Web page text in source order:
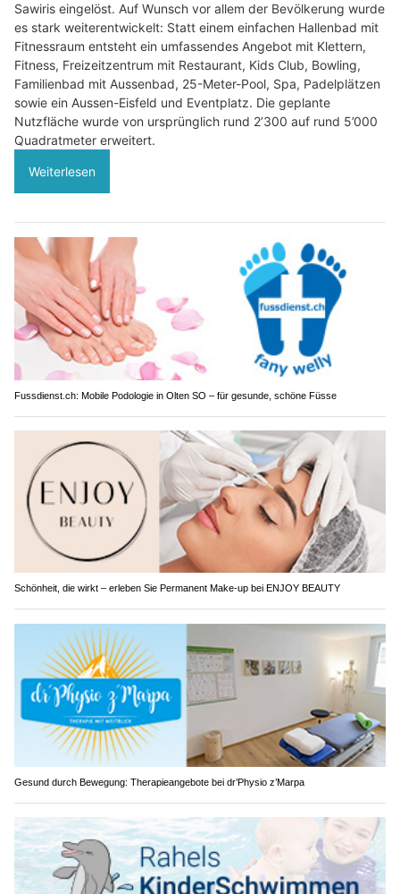
Sawiris eingelöst. Auf Wunsch vor allem der Bevölkerung wurde
es stark weiterentwickelt: Statt einem einfachen Hallenbad mit
Fitnessraum entsteht ein umfassendes Angebot mit Klettern,
Fitness, Freizeitzentrum mit Restaurant, Kids Club, Bowling,
Familienbad mit Aussenbad, 25-Meter-Pool, Spa, Padelplätzen
sowie ein Aussen-Eisfeld und Eventplatz. Die geplante
Nutzfläche wurde von ursprünglich rund 2’300 auf rund 5’000
Quadratmeter erweitert.
Weiterlesen
Fussdienst.ch: Mobile Podologie in Olten SO – für gesunde, schöne Füsse
Schönheit, die wirkt – erleben Sie Permanent Make-up bei ENJOY BEAUTY
Gesund durch Bewegung: Therapieangebote bei dr’Physio z’Marpa